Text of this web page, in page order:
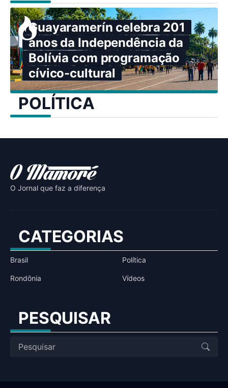
Guayaramerín celebra 201
anos da Independência da
Bolívia com programação
cívico-cultural
POLÍTICA
O Jornal que faz a diferença
CATEGORIAS
Brasil Política
Rondônia Vídeos
PESQUISAR